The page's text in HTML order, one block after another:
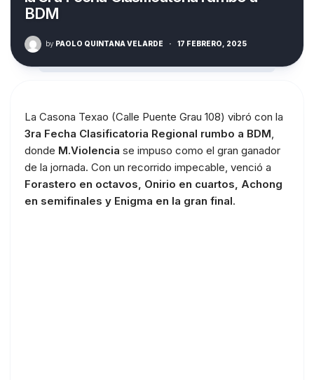
BDM
by PAOLO QUINTANA VELARDE · 17 FEBRERO, 2025
La Casona Texao (Calle Puente Grau 108) vibró con la
3ra Fecha Clasificatoria Regional rumbo a BDM,
donde M.Violencia se impuso como el gran ganador
de la jornada. Con un recorrido impecable, venció a
Forastero en octavos, Onirio en cuartos, Achong
en semifinales y Enigma en la gran final.